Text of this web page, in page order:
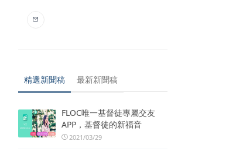
精選新聞稿 最新新聞稿
FLOC唯一基督徒專屬交友
APP，基督徒的新福音
2021/03/29